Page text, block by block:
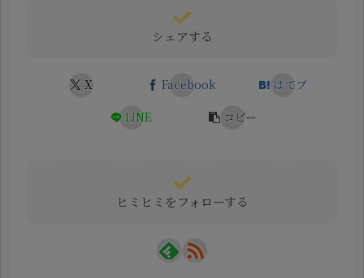
シェアする
X Facebook
はてブ
LINE
コピー
ヒミヒミをフォローする